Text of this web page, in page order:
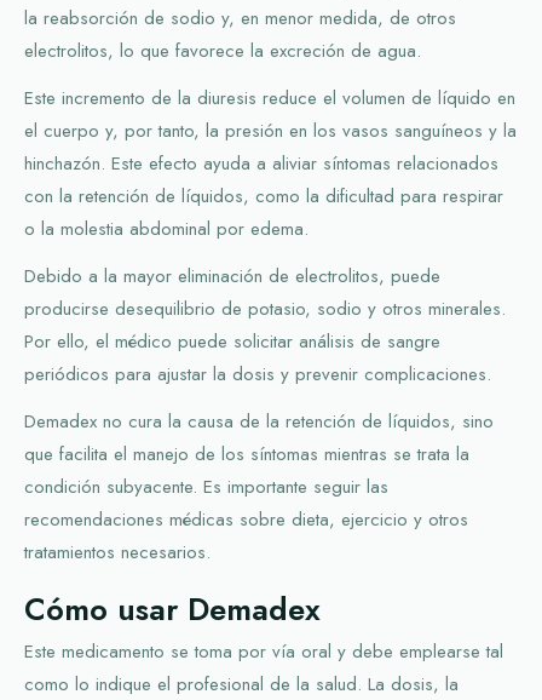
la reabsorción de sodio y, en menor medida, de otros
electrolitos, lo que favorece la excreción de agua.
Este incremento de la diuresis reduce el volumen de líquido en
el cuerpo y, por tanto, la presión en los vasos sanguíneos y la
hinchazón. Este efecto ayuda a aliviar síntomas relacionados
con la retención de líquidos, como la dificultad para respirar
o la molestia abdominal por edema.
Debido a la mayor eliminación de electrolitos, puede
producirse desequilibrio de potasio, sodio y otros minerales.
Por ello, el médico puede solicitar análisis de sangre
periódicos para ajustar la dosis y prevenir complicaciones.
Demadex no cura la causa de la retención de líquidos, sino
que facilita el manejo de los síntomas mientras se trata la
condición subyacente. Es importante seguir las
recomendaciones médicas sobre dieta, ejercicio y otros
tratamientos necesarios.
Cómo usar Demadex
Este medicamento se toma por vía oral y debe emplearse tal
como lo indique el profesional de la salud. La dosis, la